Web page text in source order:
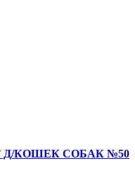
Д/КОШЕК СОБАК №50